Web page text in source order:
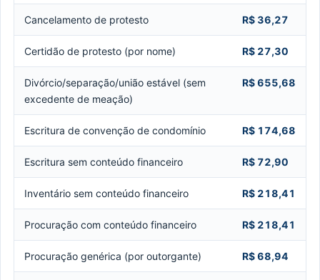
Cancelamento de protesto R$ 36,27
Certidão de protesto (por nome) R$ 27,30
Divórcio/separação/união estável (sem
excedente de meação)
R$ 655,68
Escritura de convenção de condomínio R$ 174,68
Escritura sem conteúdo financeiro R$ 72,90
Inventário sem conteúdo financeiro R$ 218,41
Procuração com conteúdo financeiro R$ 218,41
Procuração genérica (por outorgante) R$ 68,94